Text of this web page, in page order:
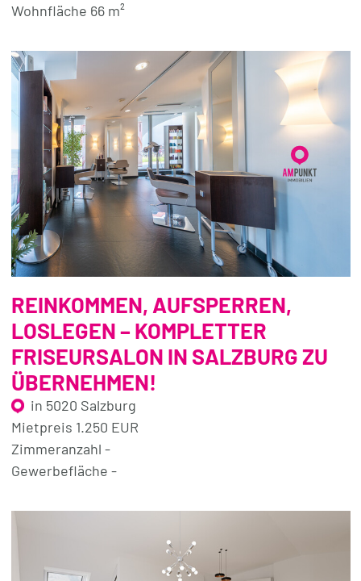
Wohnfläche 66 m²
REINKOMMEN, AUFSPERREN,
LOSLEGEN – KOMPLETTER
FRISEURSALON IN SALZBURG ZU
ÜBERNEHMEN!
in 5020 Salzburg
Mietpreis 1.250 EUR
Zimmeranzahl -
Gewerbefläche -